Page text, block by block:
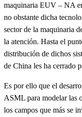
maquinaria EUV – NA
no obstante dicha
sector de la maquinaria
la atención. Hasta el
distribución de dichos
de China les ha cerrado
Es por ello que el
ASML para modelar las
los campos que más se